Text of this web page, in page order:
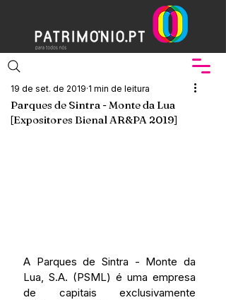
Parques de Sintra - Monte da Lua
[Expositores Bienal AR&PA 2019]
19 de set. de 2019 1 min de leitura
A Parques de Sintra - Monte da
Lua, S.A. (PSML) é uma empresa
de capitais exclusivamente